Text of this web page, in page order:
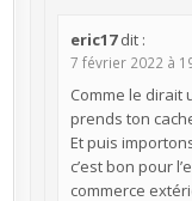
eric17 dit :
7 février 2022 à
Comme le dirait
prends ton
Et puis
c’est bon pour
commerce